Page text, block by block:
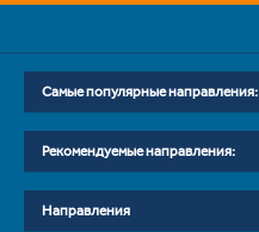
Самые популярные направления:
Рекомендуемые направления:
Направления